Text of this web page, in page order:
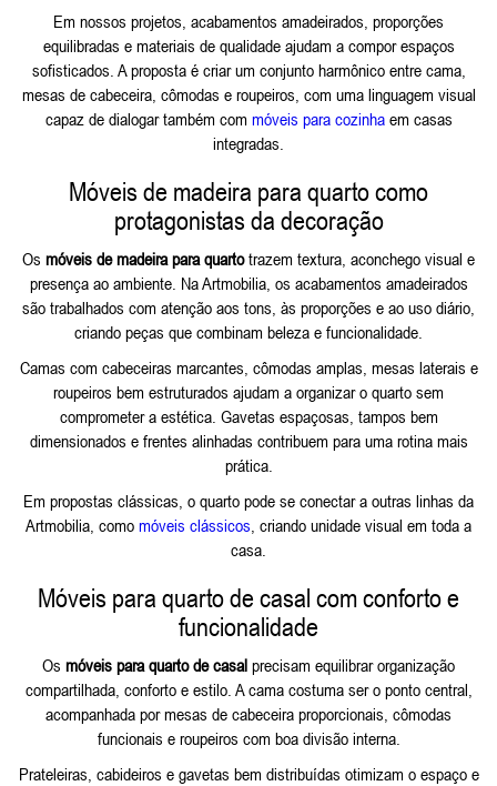
Em nossos projetos, acabamentos amadeirados, proporções
equilibradas e materiais de qualidade ajudam a compor espaços
sofisticados. A proposta é criar um conjunto harmônico entre cama,
mesas de cabeceira, cômodas e roupeiros, com uma linguagem visual
capaz de dialogar também com móveis para cozinhaem casas
integradas.
Móveis de madeira para quarto como
protagonistas da decoração
Os móveis de madeira para quartotrazem textura, aconchego visual e
presença ao ambiente. Na Artmobilia, os acabamentos amadeirados
são trabalhados com atenção aos tons, às proporções e ao uso diário,
criando peças que combinam beleza e funcionalidade.
Camas com cabeceiras marcantes, cômodas amplas, mesas laterais e
roupeiros bem estruturados ajudam a organizar o quarto sem
comprometer a estética. Gavetas espaçosas, tampos bem
dimensionados e frentes alinhadas contribuem para uma rotina mais
prática.
Em propostas clássicas, o quarto pode se conectar a outras linhas da
Artmobilia, como móveis clássicos , criando unidade visual em toda a
casa.
Móveis para quarto de casal com conforto e
funcionalidade
Os móveis para quarto de casal precisam equilibrar organização
compartilhada, conforto e estilo. A cama costuma ser o ponto central,
acompanhada por mesas de cabeceira proporcionais, cômodas
funcionais e roupeiros com boa divisão interna.
Prateleiras, cabideiros e gavetas bem distribuídas otimizam o espaço e